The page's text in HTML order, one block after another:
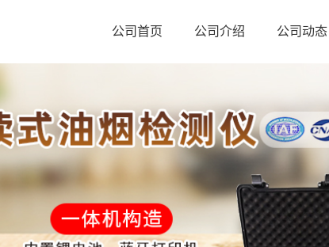
公司首页 公司介绍 公司动态